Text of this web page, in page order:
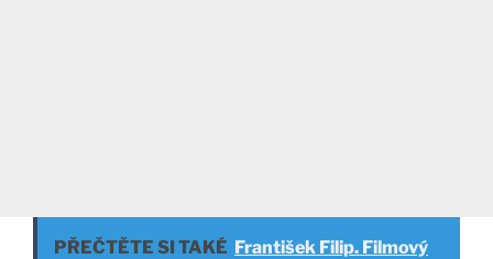
PŘEČTĚTE SI TAKÉ František Filip. Filmový